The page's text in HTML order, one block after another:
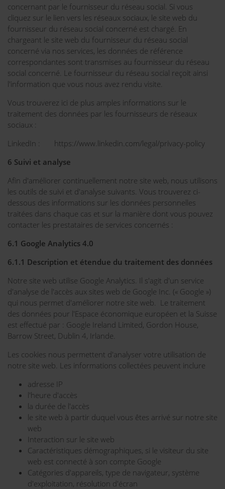
concernant par le fournisseur du réseau social. Si vous
cliquez sur le lien vers les réseaux sociaux, le site web du
fournisseur du réseau social concerné est chargé. En
chargeant le site web du fournisseur du réseau social
concerné via nos services, les données de référence
correspondantes sont transmises au fournisseur du réseau
social concerné. Le fournisseur du réseau social reçoit ainsi
l'information que vous nous avez rendu visite.
Vous trouverez ici de plus amples informations sur le
traitement des données par les fournisseurs de réseaux
sociaux :
LinkedIn : https://www.linkedin.com/legal/privacy-policy
6 Suivi et analyse
Afin d'améliorer continuellement notre site web, nous utilisons
les outils de suivi et d'analyse suivants. Vous trouverez ci-
dessous des informations sur les données personnelles
traitées dans chaque cas et sur la manière dont vous pouvez
contacter les prestataires de services concernés :
6.1 Google Analytics 4.0
6.1.1 Description et étendue du traitement des données
Notre site web utilise Google Analytics. Il s'agit d'un service
d'analyse de l'accès aux sites web de Google Inc. (« Google »)
qui nous permet d'améliorer notre site web. Le traitement
des données pour l'Espace économique européen et la Suisse
est effectué par : Google Ireland Limited, Gordon House,
Barrow Street, Dublin 4, Irlande.
Les cookies nous permettent d'analyser votre utilisation de
notre site web. Les informations collectées peuvent inclure
adresse IP
l'heure d'accès
la durée de l'accès
le site web à partir duquel vous êtes arrivé sur notre site
web
Interaction sur le site web
Caractéristiques démographiques, si le visiteur du site
web est connecté à son compte Google
Catégories d'appareils, type de navigateur, système
d'exploitation, résolution d'écran